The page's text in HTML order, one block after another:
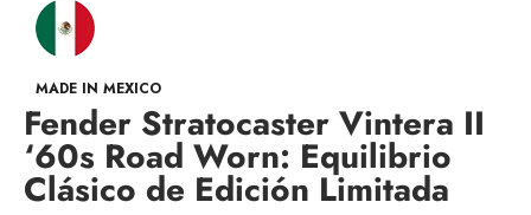
MADE IN MEXICO
Fender Stratocaster Vintera II
‘60s Road Worn: Equilibrio
Clásico de Edición Limitada